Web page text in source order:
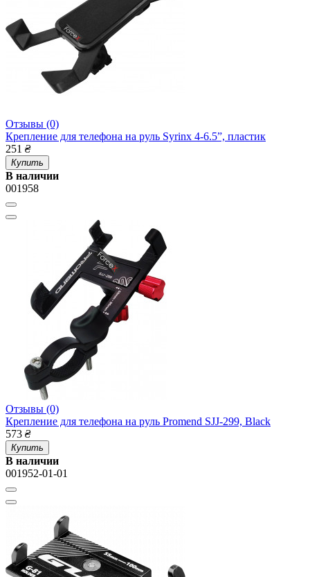
Отзывы (0)
Крепление для телефона на руль Syrinx 4-6.5”, пластик
251 ₴
Купить
В наличии
001958
Отзывы (0)
Крепление для телефона на руль Promend SJJ-299, Black
573 ₴
Купить
В наличии
001952-01-01